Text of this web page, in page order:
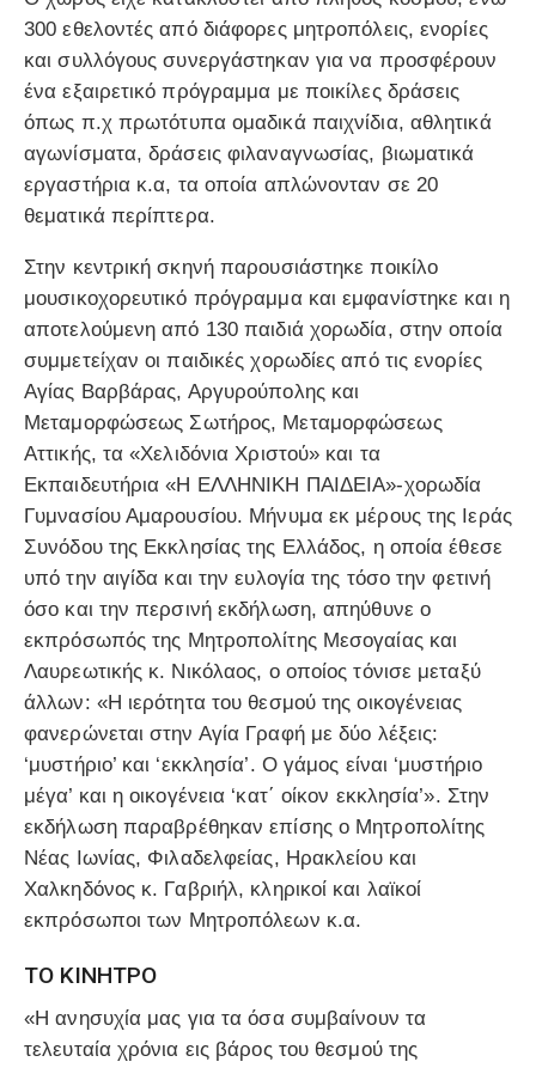
300 εθελοντές από διάφορες μητροπόλεις, ενορίες
και συλλόγους συνεργάστηκαν για να προσφέρουν
ένα εξαιρετικό πρόγραμμα με ποικίλες δράσεις
όπως π.χ πρωτότυπα ομαδικά παιχνίδια, αθλητικά
αγωνίσματα, δράσεις φιλαναγνωσίας, βιωματικά
εργαστήρια κ.α, τα οποία απλώνονταν σε 20
θεματικά περίπτερα.
Στην κεντρική σκηνή παρουσιάστηκε ποικίλο
μουσικοχορευτικό πρόγραμμα και εμφανίστηκε και η
αποτελούμενη από 130 παιδιά χορωδία, στην οποία
συμμετείχαν οι παιδικές χορωδίες από τις ενορίες
Αγίας Βαρβάρας, Αργυρούπολης και
Μεταμορφώσεως Σωτήρος, Μεταμορφώσεως
Αττικής, τα «Χελιδόνια Χριστού» και τα
Εκπαιδευτήρια «Η ΕΛΛΗΝΙΚΗ ΠΑΙΔΕΙΑ»-χορωδία
Γυμνασίου Αμαρουσίου. Μήνυμα εκ μέρους της Ιεράς
Συνόδου της Εκκλησίας της Ελλάδος, η οποία έθεσε
υπό την αιγίδα και την ευλογία της τόσο την φετινή
όσο και την περσινή εκδήλωση, απηύθυνε ο
εκπρόσωπός της Μητροπολίτης Μεσογαίας και
Λαυρεωτικής κ. Νικόλαος, ο οποίος τόνισε μεταξύ
άλλων: «Η ιερότητα του θεσμού της οικογένειας
φανερώνεται στην Αγία Γραφή με δύο λέξεις:
‘μυστήριο’ και ‘εκκλησία’. Ο γάμος είναι ‘μυστήριο
μέγα’ και η οικογένεια ‘κατ΄ οίκον εκκλησία’». Στην
εκδήλωση παραβρέθηκαν επίσης ο Μητροπολίτης
Νέας Ιωνίας, Φιλαδελφείας, Ηρακλείου και
Χαλκηδόνος κ. Γαβριήλ, κληρικοί και λαϊκοί
εκπρόσωποι των Μητροπόλεων κ.α.
ΤΟ ΚΙΝΗΤΡΟ
«Η ανησυχία μας για τα όσα συμβαίνουν τα
τελευταία χρόνια εις βάρος του θεσμού της